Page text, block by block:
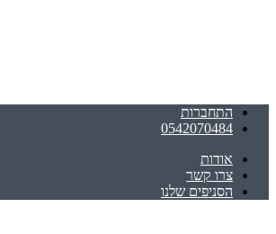
התחברות
0542070484
אודות
צרו קשר
הסניפים שלנו